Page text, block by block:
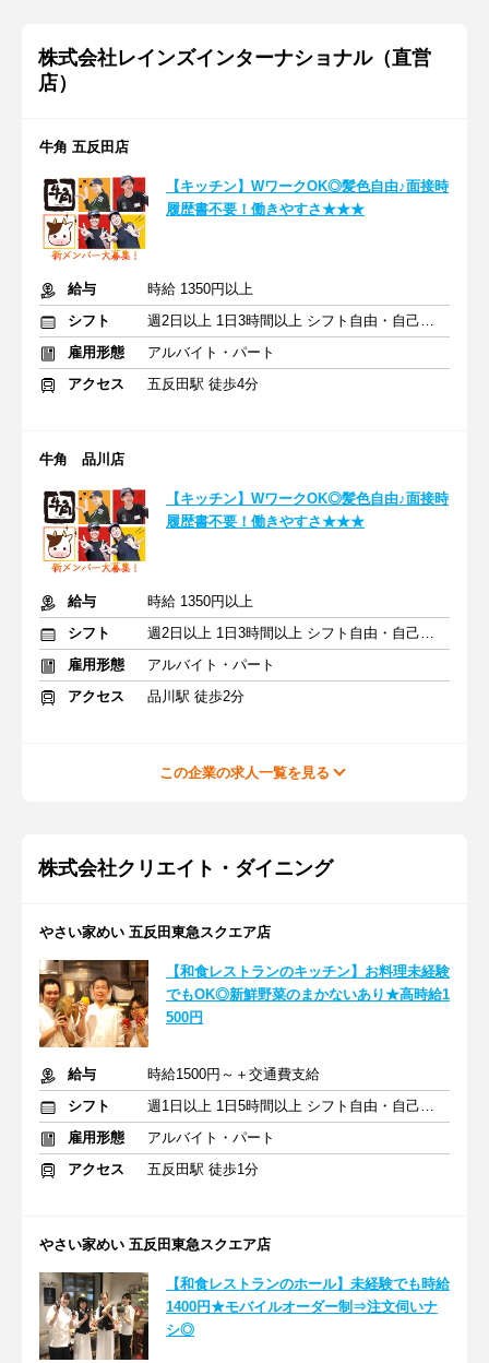
株式会社レインズインターナショナル（直営
店）
牛角 五反田店
【キッチン】WワークOK◎髪色自由♪面接時
履歴書不要！働きやすさ★★★
給与
時給 1350円以上
シフト
週2日以上 1日3時間以上 シフト自由・自己申告
雇用形態
アルバイト・パート
アクセス
五反田駅 徒歩4分
牛角 品川店
【キッチン】WワークOK◎髪色自由♪面接時
履歴書不要！働きやすさ★★★
給与
時給 1350円以上
シフト
週2日以上 1日3時間以上 シフト自由・自己申告
雇用形態
アルバイト・パート
アクセス
品川駅 徒歩2分
この企業の求人一覧を見る
株式会社クリエイト・ダイニング
やさい家めい 五反田東急スクエア店
【和食レストランのキッチン】お料理未経験
でもOK◎新鮮野菜のまかないあり★高時給1
500円
給与
時給1500円～＋交通費支給
シフト
週1日以上 1日5時間以上 シフト自由・自己申告
雇用形態
アルバイト・パート
アクセス
五反田駅 徒歩1分
やさい家めい 五反田東急スクエア店
【和食レストランのホール】未経験でも時給
1400円★モバイルオーダー制⇒注文伺いナ
シ◎